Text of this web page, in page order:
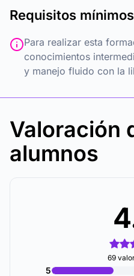
Requisitos mínimos
Para realizar esta
conocimientos
y manejo fluido con la
Valoración
alumnos
69
5